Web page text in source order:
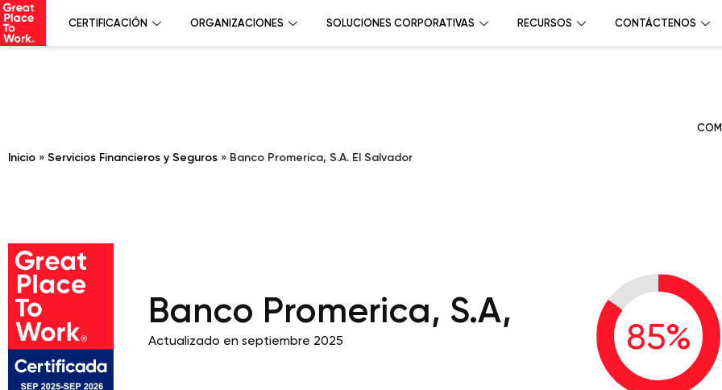
CERTIFICACIÓN ORGANIZACIONES SOLUCIONES CORPORATIVAS RECURSOS CONTÁCTENOS
Inicio » Servicios Financieros y Seguros » Banco Promerica, S.A. El Salvador
Banco Promerica, S.A,
Actualizado en septiembre 2025 85%